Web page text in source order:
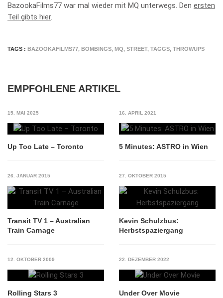
BazookaFilms77 war mal wieder mit MQ unterwegs. Den ersten
Teil gibts hier.
TAGS : BAZOOKAFILMS77, BOMBINGS, MQ, STREET, TAGGS, THROWUPS
EMPFOHLENE ARTIKEL
15. MAI 2025
Up Too Late – Toronto
16. APRIL 2021
5 Minutes: ASTRO in Wien
26. JANUAR 2015
Transit TV 1 – Australian
Train Carnage
27. OKTOBER 2015
Kevin Schulzbus:
Herbstspaziergang
12. OKTOBER 2009
Rolling Stars 3
22. DEZEMBER 2022
Under Over Movie